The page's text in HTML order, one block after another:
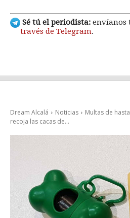
Sé tú el periodista: envíanos
través de Telegram.